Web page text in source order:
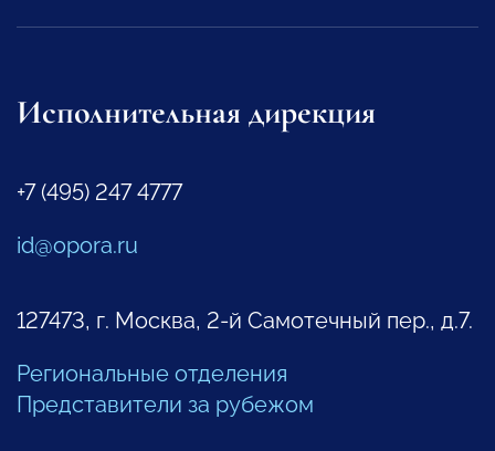
Исполнительная дирекция
+7 (495) 247 4777
id@opora.ru
127473, г. Москва, 2-й Самотечный пер., д.7.
Региональные отделения
Представители за рубежом